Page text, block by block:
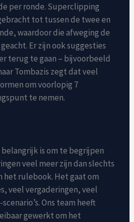
per ronde. Superclipping
tot tussen de twee en
waardoor die afweging de
Er zijn ook suggesties
terug te gaan – bijvoorbeeld
Tombazis zegt dat veel
om voorlopig 7
te nemen.
is om te begrijpen
veel meer zijn dan slechts
het rulebook. Het gaat om
veel vergaderingen, veel
Ons team heeft
gewerkt om het